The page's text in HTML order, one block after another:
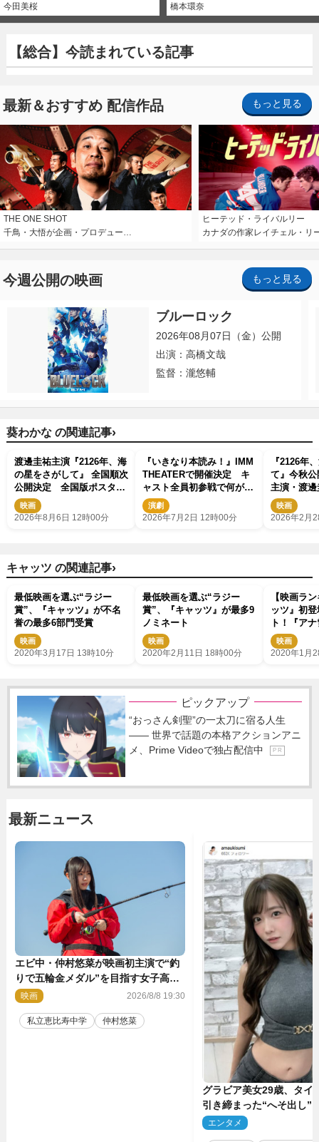
今田美桜 橋本環奈
【総合】今読まれている記事
最新＆おすすめ 配信作品 もっと見る
THE ONE SHOT
千鳥・大悟が企画・プロデュー…
ヒーテッド・ライバルリー
カナダの作家レイチェル・リ
今週公開の映画 もっと見る
ブルーロック
2026年08月07日（金）公開
出演：高橋文哉
監督：瀧悠輔
葵わかな の関連記事›
渡邊圭祐主演『2126年、海
の星をさがして』 全国順次
公開決定 全国版ポスター
解禁
映画
2026年8月6日 12時00分
『いきなり本読み！』IMM
THEATERで開催決定 キ
ャスト全員初参戦で何が起
こるか分からない120分
に!?
演劇
2026年7月2日 12時00分
『2126年
て』今秋
主演・渡
路に「も
映画
2026年2月
キャッツ の関連記事›
最低映画を選ぶ“ラジー
賞”、『キャッツ』が不名
誉の最多6部門受賞
映画
2020年3月17日 13時10分
最低映画を選ぶ“ラジー
賞”、『キャッツ』が最多9
ノミネート
映画
2020年2月11日 18時00分
【映画ラ
ッツ』初
ト！『ア
1000万人
映画
2020年1月
ピックアップ
“おっさん剣聖”の一太刀に宿る人生
―― 世界で話題の本格アクションアニ
メ、Prime Videoで独占配信中
P R
最新ニュース
エビ中・仲村悠菜が映画初主演で“釣
りで五輪金メダル”を目指す女子高生
に！ 映画『つりこまち』今秋公開
映画 2026/8/8 19:30
私立恵比寿中学 仲村悠菜
グラビア美女29歳、タイ
引き締まった“へそ出し”
「可愛い過ぎる」
エンタメ